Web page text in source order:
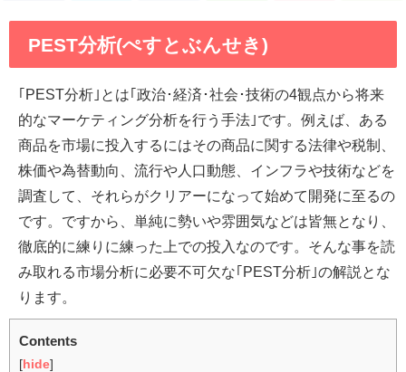
PEST分析(ぺすとぶんせき)
｢PEST分析｣とは｢政治･経済･社会･技術の4観点から将来
的なマーケティング分析を行う手法｣です。例えば、ある
商品を市場に投入するにはその商品に関する法律や税制、
株価や為替動向、流行や人口動態、インフラや技術などを
調査して、それらがクリアーになって始めて開発に至るの
です。ですから、単純に勢いや雰囲気などは皆無となり、
徹底的に練りに練った上での投入なのです。そんな事を読
み取れる市場分析に必要不可欠な｢PEST分析｣の解説とな
ります。
Contents
[ hide]